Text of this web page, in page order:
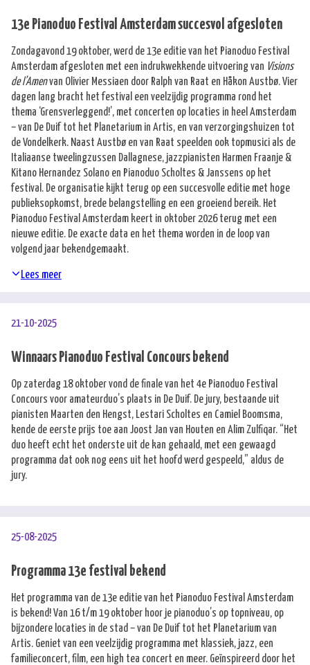
13e Pianoduo Festival Amsterdam succesvol afgesloten
Zondagavond 19 oktober, werd de 13e editie van het Pianoduo Festival
Amsterdam afgesloten met een indrukwekkende uitvoering van Visions
de l’Amenvan Olivier Messiaen door Ralph van Raat en Håkon Austbø. Vier
dagen lang bracht het festival een veelzijdig programma rond het
thema ‘Grensverleggend!’, met concerten op locaties in heel Amsterdam
– van De Duif tot het Planetarium in Artis, en van verzorgingshuizen tot
de Vondelkerk. Naast Austbø en van Raat speelden ook topmusici als de
Italiaanse tweelingzussen Dallagnese, jazzpianisten Harmen Fraanje &
Kitano Hernandez Solano en Pianoduo Scholtes & Janssens op het
festival. De organisatie kijkt terug op een succesvolle editie met hoge
publieksopkomst, brede belangstelling en een groeiend bereik. Het
Pianoduo Festival Amsterdam keert in oktober 2026 terug met een
nieuwe editie. De exacte data en het thema worden in de loop van
volgend jaar bekendgemaakt.
Lees meer
21-10-2025
Winnaars Pianoduo Festival Concours bekend
Op zaterdag 18 oktober vond de finale van het 4e Pianoduo Festival
Concours voor amateurduo’s plaats in De Duif. De jury, bestaande uit
pianisten Maarten den Hengst, Lestari Scholtes en Camiel Boomsma,
kende de eerste prijs toe aan Joost Jan van Houten en Alim Zulfiqar. “Het
duo heeft echt het onderste uit de kan gehaald, met een gewaagd
programma dat ook nog eens uit het hoofd werd gespeeld,” aldus de
jury.
25-08-2025
Programma 13e festival bekend
Het programma van de 13e editie van het Pianoduo Festival Amsterdam
is bekend! Van 16 t/m 19 oktober hoor je pianoduo’s op topniveau, op
bijzondere locaties in de stad – van De Duif tot het Planetarium van
Artis. Geniet van een veelzijdig programma met klassiek, jazz, een
familieconcert, film, een high tea concert en meer. Geïnspireerd door het